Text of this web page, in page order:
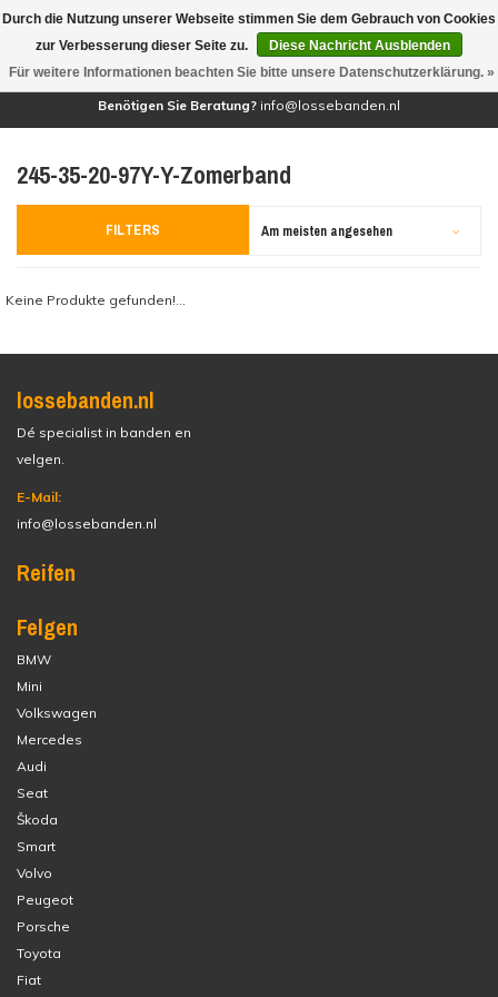
(0)
Benötigen Sie Beratung? info@lossebanden.nl
245-35-20-97Y-Y-Zomerband
FILTERS Am meisten angesehen
Keine Produkte gefunden!...
lossebanden.nl
Dé specialist in banden en
velgen.
E-Mail:
info@lossebanden.nl
Reifen
Felgen
BMW
Mini
Volkswagen
Mercedes
Audi
Seat
Škoda
Smart
Volvo
Peugeot
Porsche
Toyota
Fiat
Durch die Nutzung unserer Webseite stimmen Sie dem Gebrauch von Cookies
zur Verbesserung dieser Seite zu.
Diese Nachricht Ausblenden
Für weitere Informationen beachten Sie bitte unsere Datenschutzerklärung. »